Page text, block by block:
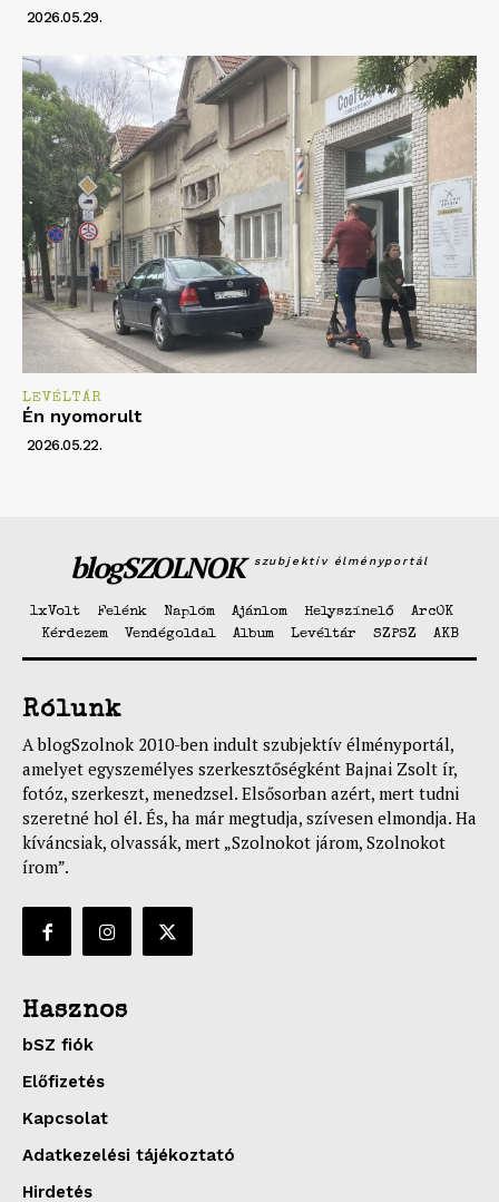
2026.05.29.
LEVÉLTÁR
Én nyomorult
2026.05.22.
blogSZOLNOK szubjektív élményportál
1xVolt Felénk Naplóm Ajánlom Helyszínelő
ArcOK
Kérdezem
Vendégoldal Album Levéltár SZPSZ AKB
Rólunk
A blogSzolnok 2010-ben indult szubjektív élményportál,
amelyet egyszemélyes szerkesztőségként Bajnai Zsolt ír,
fotóz, szerkeszt, menedzsel. Elsősorban azért, mert tudni
szeretné hol él. És, ha már megtudja, szívesen elmondja. Ha
kíváncsiak, olvassák, mert „Szolnokot járom, Szolnokot
írom”.
Hasznos
bSZ fiók
Előfizetés
Kapcsolat
Adatkezelési tájékoztató
Hirdetés